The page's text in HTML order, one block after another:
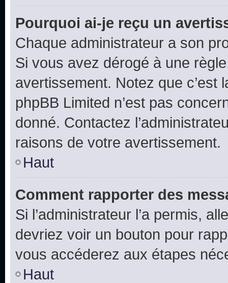
Pourquoi ai-je reçu un
Chaque administrateur a son
Si vous avez dérogé à une
avertissement. Notez que c’est
phpBB Limited n’est pas
donné. Contactez
raisons de votre avertissement.
Haut
Comment rapporter des
Si l’administrateur l’a permis,
devriez voir un bouton pour
vous accéderez aux étapes
Haut